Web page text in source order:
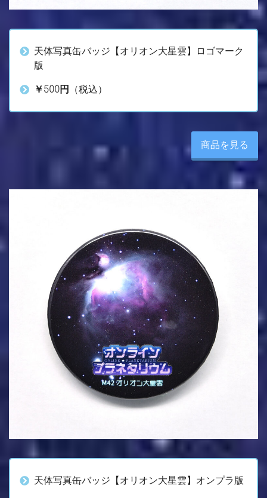
天体写真缶バッジ【オリオン大星雲】ロゴマーク
版
￥500円 （税込）
商品を見る
天体写真缶バッジ【オリオン大星雲】オンプラ版